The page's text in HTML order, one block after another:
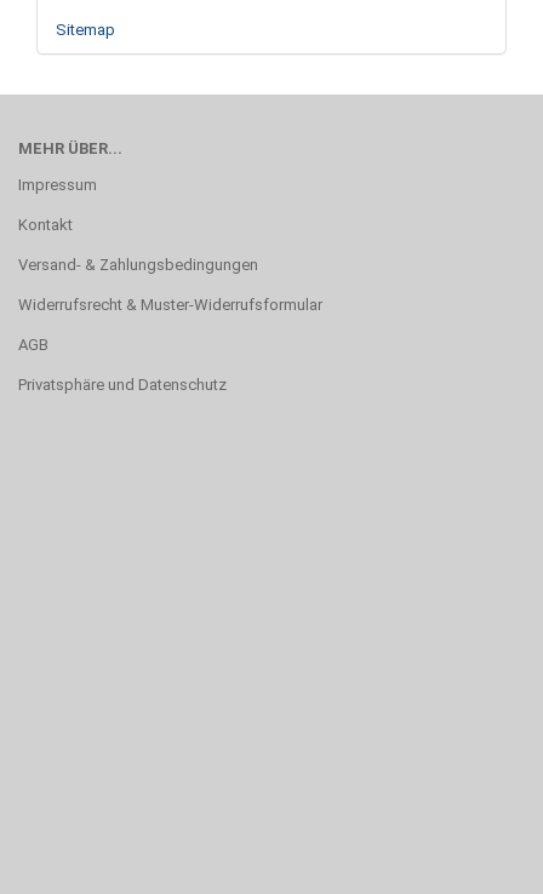
Sitemap
MEHR ÜBER...
Impressum
Kontakt
Versand- & Zahlungsbedingungen
Widerrufsrecht & Muster-Widerrufsformular
AGB
Privatsphäre und Datenschutz